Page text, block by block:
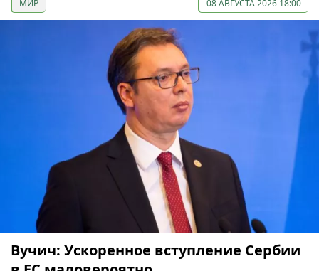
МИР 08 АВГУСТА 2026 18:00
Вучич: Ускоренное вступление Сербии